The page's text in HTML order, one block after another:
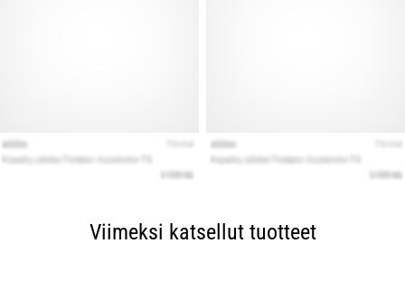
Viimeksi katsellut tuotteet